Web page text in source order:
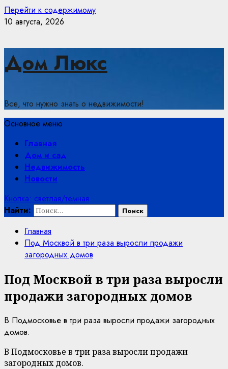
Перейти к содержимому
10 августа, 2026
Дом Люкс
Все, что нужно знать о недвижимости!
Основное меню
Главная
Дом и сад
Недвижимость
Новости
Кнопка: светлая/темная
Найти:
Главная
Под Москвой в три раза выросли продажи
загородных домов
Под Москвой в три раза выросли
продажи загородных домов
В Подмосковье в три раза выросли продажи загородных
домов.
В Подмосковье в три раза выросли продажи
загородных домов.